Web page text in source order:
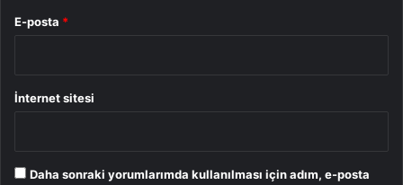
E-posta *
İnternet sitesi
Daha sonraki yorumlarımda kullanılması için adım, e-posta